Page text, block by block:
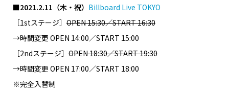
■2021.2.11（木・祝） Billboard Live TOKYO
［1stステージ］OPEN 15:30／START 16:30
→時間変更 OPEN 14:00／START 15:00
［2ndステージ］OPEN 18:30／START 19:30
→時間変更 OPEN 17:00／START 18:00
※完全入替制